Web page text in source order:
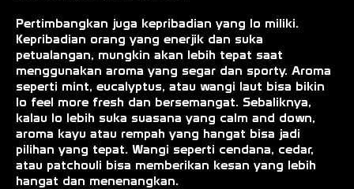
Pertimbangkan juga kepribadian yang lo miliki.
Kepribadian orang yang enerjik dan suka
petualangan, mungkin akan lebih tepat saat
menggunakan aroma yang segar dan sporty. Aroma
seperti mint, eucalyptus, atau wangi laut bisa bikin
lo feel more fresh dan bersemangat. Sebaliknya,
kalau lo lebih suka suasana yang calm and down,
aroma kayu atau rempah yang hangat bisa jadi
pilihan yang tepat. Wangi seperti cendana, cedar,
atau patchouli bisa memberikan kesan yang lebih
hangat dan menenangkan.